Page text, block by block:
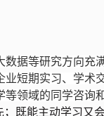
据等研究方向充
短期实习、学术
领域的同学咨询和
；既能主动学习又